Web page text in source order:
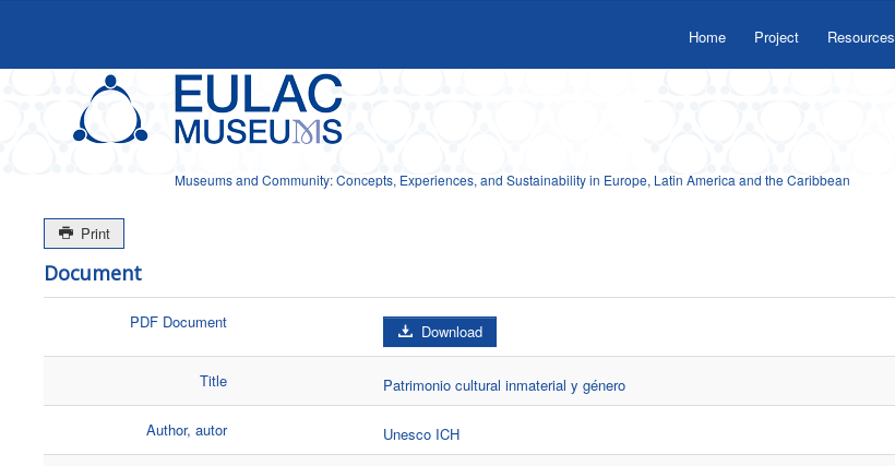
Museums and Community: Concepts, Experiences, and Sustainability in Europe, Latin America and the Caribbean
Home Project Resources
Print
Document
PDF Document Download
Title Patrimonio cultural inmaterial y género
Author, autor Unesco ICH